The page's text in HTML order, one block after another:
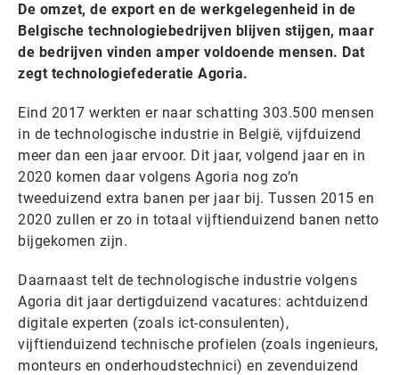
De omzet, de export en de werkgelegenheid in de
Belgische technologiebedrijven blijven stijgen, maar
de bedrijven vinden amper voldoende mensen. Dat
zegt technologiefederatie Agoria.
Eind 2017 werkten er naar schatting 303.500 mensen
in de technologische industrie in België, vijfduizend
meer dan een jaar ervoor. Dit jaar, volgend jaar en in
2020 komen daar volgens Agoria nog zo’n
tweeduizend extra banen per jaar bij. Tussen 2015 en
2020 zullen er zo in totaal vijftienduizend banen netto
bijgekomen zijn.
Daarnaast telt de technologische industrie volgens
Agoria dit jaar dertigduizend vacatures: achtduizend
digitale experten (zoals ict-consulenten),
vijftienduizend technische profielen (zoals ingenieurs,
monteurs en onderhoudstechnici) en zevenduizend